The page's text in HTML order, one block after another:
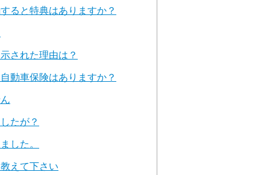
ると特典はありますか？
された理由は？
動車保険はありますか？
たが？
した。
えて下さい